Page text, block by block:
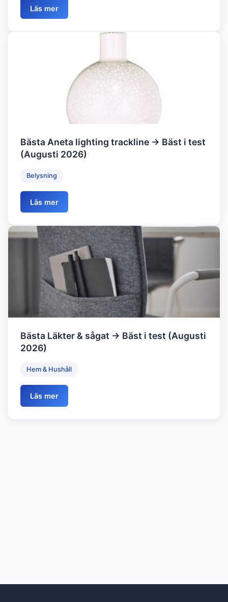
Läs mer
Bästa Aneta lighting trackline → Bäst i test
(Augusti 2026)
Belysning
Läs mer
Bästa Läkter & sågat → Bäst i test (Augusti
2026)
Hem & Hushåll
Läs mer